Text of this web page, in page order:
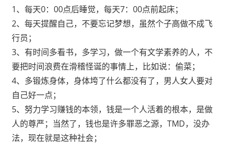
记
不
起
时
的
路。
1、每天0：00点后睡觉，每天7：00点前起床；
2、每天提醒自己，不要忘记梦想，虽然个子高做不成飞
行员；
3、有时间多看书，多学习，做一个有文学素养的人，不
要把时间浪费在滑稽怪诞的事情上，比如说：偷菜；
4、多锻炼身体，身体垮了什么都没有了，男人女人要对
自己好一点；
5、努力学习赚钱的本领，钱是一个人活着的根本，是做
人的尊严；当然了，钱也是许多罪恶之源，TMD，没办
法，现在就是这种社会；